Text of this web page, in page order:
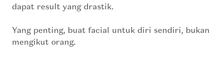
dapat result yang drastik.
Yang penting, buat facial untuk diri sendiri, bukan
mengikut orang.